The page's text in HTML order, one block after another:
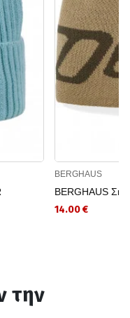
BERGHAUS
BERGHAUS
14.00 €
την